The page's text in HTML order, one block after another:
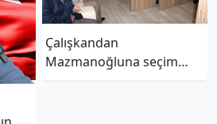
Çalışkandan
Mazmanoğluna seçim
ziyareti